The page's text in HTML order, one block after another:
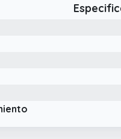
y una apariencia hermosa,
como escalera decorativa.
herramienta esencial para
Práctico y plegable: el
ocupa espacio y facilita el
podrás guardarlo